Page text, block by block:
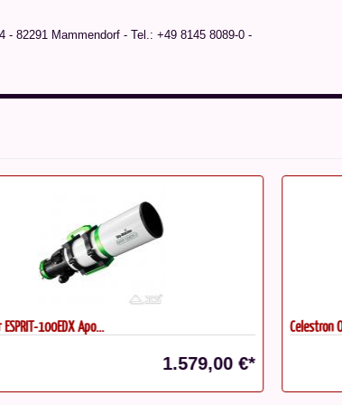
- 82291 Mammendorf - Tel.: +49 8145 8089-0 -
Origin Mark II...
5.499,00 €*